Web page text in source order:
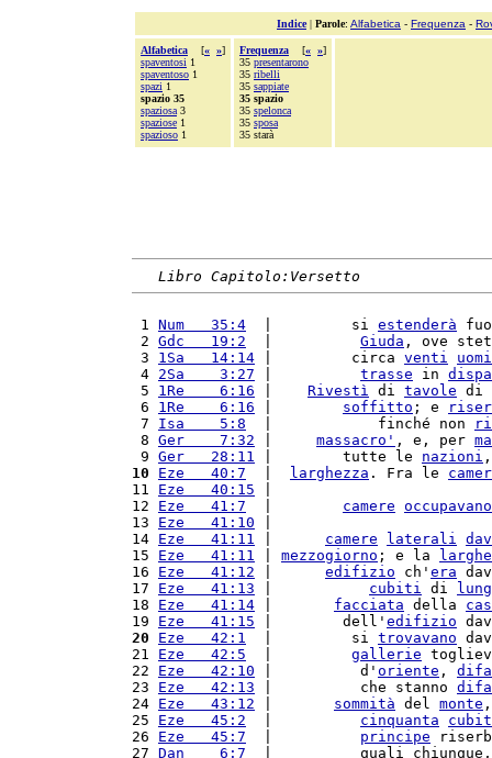
Indice| Parole: Alfabetica - Frequenza -
Alfabetica [« »]
spaventosi 1
spaventoso 1
spazi 1
spazio 35
spaziosa 3
spaziose 1
spazioso 1
Frequenza [« »]
35 presentarono
35 ribelli
35 sappiate
35 spazio
35 spelonca
35 sposa
35 starà
Libro Capitolo:Versetto
1 Num   35:4
  |         si
estenderà
2 Gdc   19:2 Giuda , ove
3 1Sa   14:14 |         circa venti
4 2Sa    3:27 trasse in
5 1Re    6:16 Rivestì di tavole di
6 1Re    6:16 soffitto ; e
7 Isa    5:8
  |            finché non
8 Ger    7:32 massacro' , e, per
9 Ger   28:11 |        tutte le nazioni
10
Eze   40:7 larghezza . Fra le
11 Eze   40:15
12 Eze   41:7 camere occupavano
13 Eze   41:10
14 Eze   41:11 camere laterali
15 Eze   41:11 mezzogiorno ; e la
16 Eze   41:12 edifizio ch' era
17 Eze   41:13 cubiti di
18 Eze   41:14 facciata della
19 Eze   41:15 |        dell' edifizio
20
Eze   42:1
  |         si
trovavano
21 Eze   42:5 gallerie
22 Eze   42:10 |          d' oriente ,
23 Eze   42:13 |          che stanno
24 Eze   43:12 sommità del monte
25 Eze   45:2 cinquanta
26 Eze   45:7 principe
27 Dan    6:7
|          quali